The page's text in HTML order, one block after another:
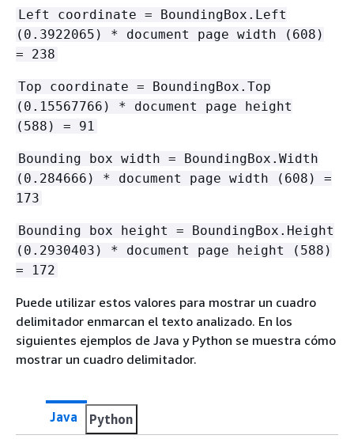
Left coordinate = BoundingBox.Left
(0.3922065) * document page width (608)
= 238
Top coordinate = BoundingBox.Top
(0.15567766) * document page height
(588) = 91
Bounding box width = BoundingBox.Width
(0.284666) * document page width (608) =
173
Bounding box height = BoundingBox.Height
(0.2930403) * document page height (588)
= 172
Puede utilizar estos valores para mostrar un cuadro
delimitador enmarcan el texto analizado. En los
siguientes ejemplos de Java y Python se muestra cómo
mostrar un cuadro delimitador.
Java Python